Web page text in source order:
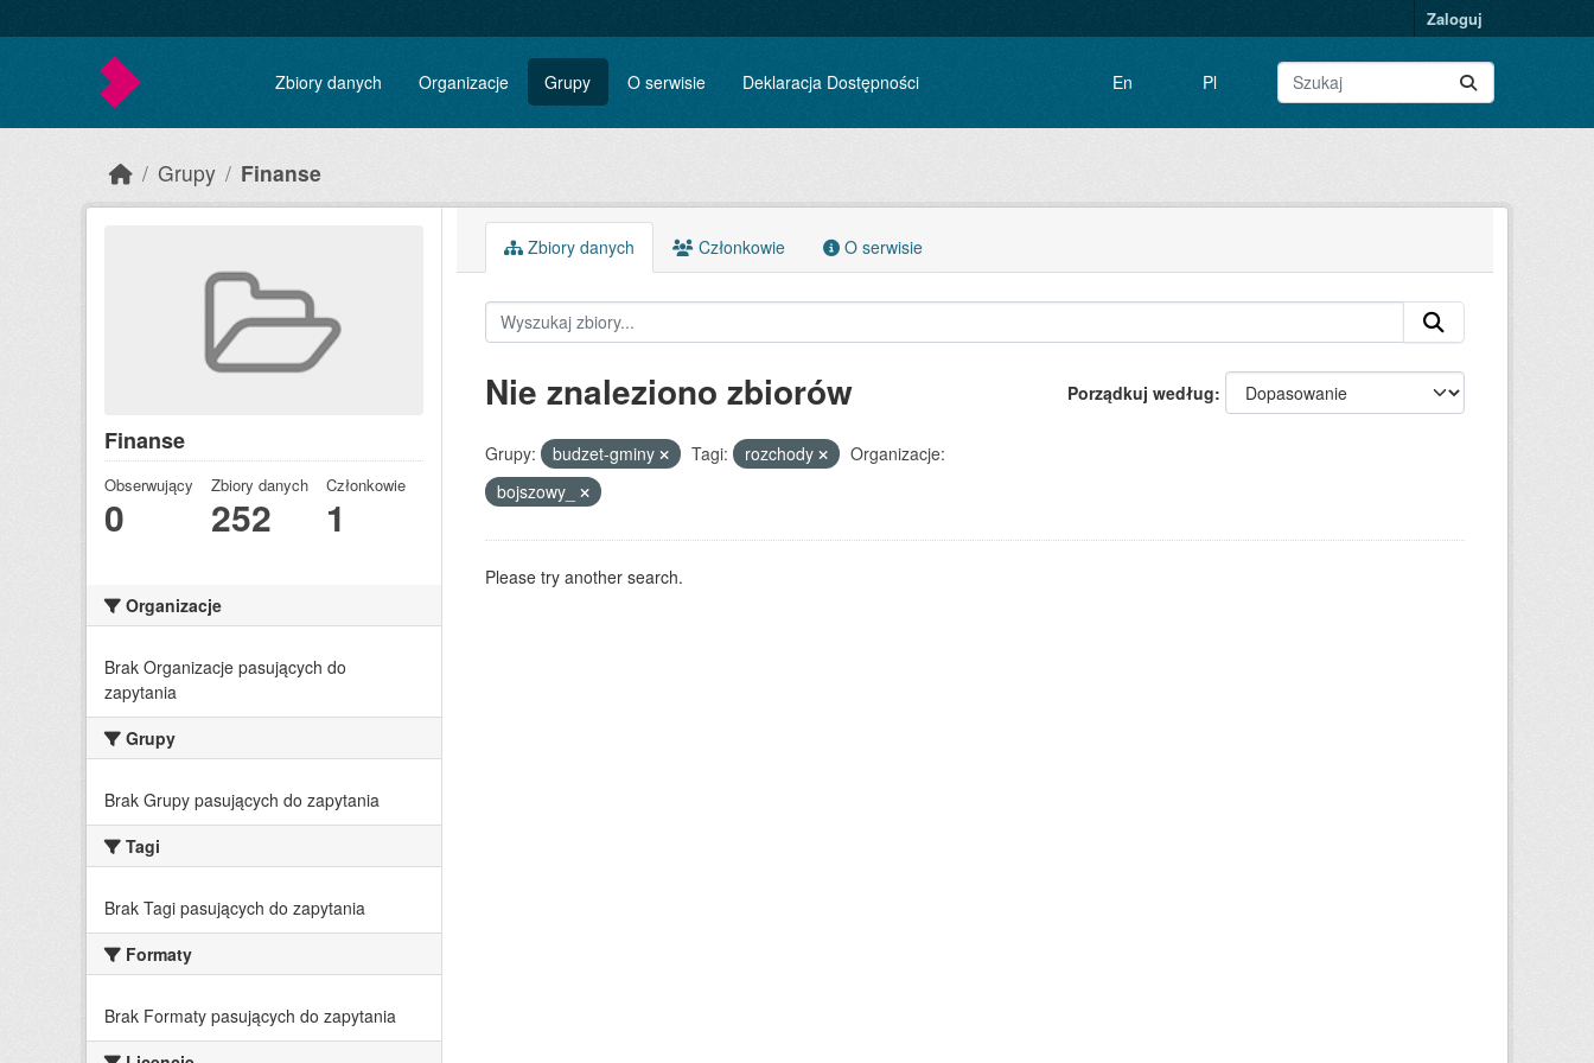
Zaloguj
Zbiory danych Organizacje Grupy O serwisie Deklaracja Dostępności En Pl
Grupy Finanse
Finanse
Obserwujący
0
Zbiory danych
252
Członkowie
1
Organizacje
Brak Organizacje pasujących do
zapytania
Grupy
Brak Grupy pasujących do zapytania
Tagi
Brak Tagi pasujących do zapytania
Formaty
Brak Formaty pasujących do zapytania
Zbiory danych Członkowie O serwisie
Porządkuj według
Nie znaleziono zbiorów
Grupy: budzet-gminy Tagi: rozchody
Organizacje:
bojszowy_
Please try another search.